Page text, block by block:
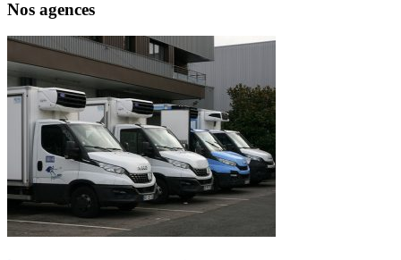
Nos agences